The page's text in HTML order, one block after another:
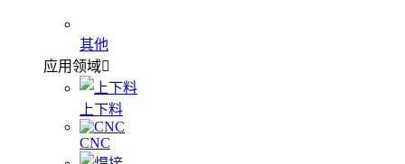
其他
应用领域
上下料
CNC